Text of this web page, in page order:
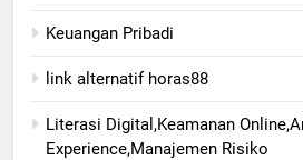
Keuangan Pribadi
link alternatif horas88
Literasi Digital,Keamanan
Experience,Manajemen Risiko